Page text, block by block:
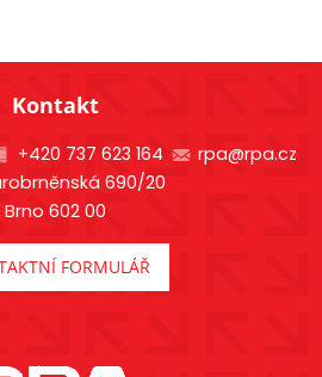
Kontakt
+420 737 623 164
rpa@rpa.cz
690/20
Brno 602 00
FORMULÁŘ